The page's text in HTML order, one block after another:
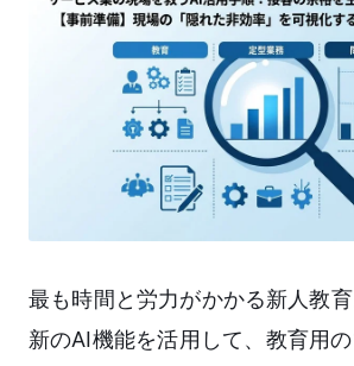
最も時間と労力がかかる新人教
新のAI機能を活用して、教育用